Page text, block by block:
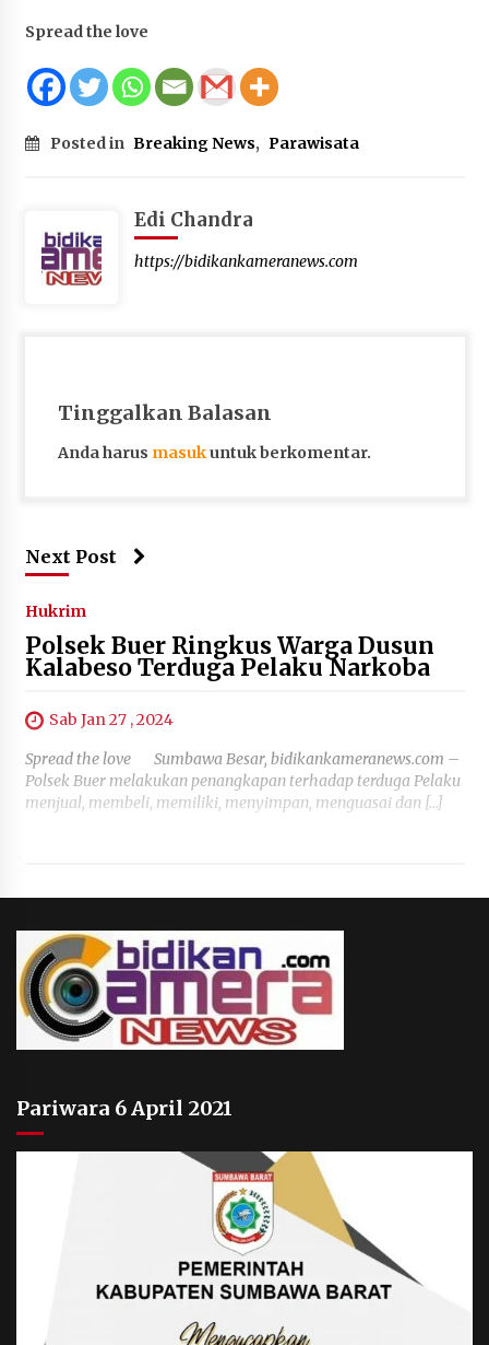
Sumbawa Terus Dirasakan Masyarakat
Spread the love
Posted in Breaking News, Parawisata
Edi Chandra
https://bidikankameranews.com
Tinggalkan Balasan
Anda harus masukuntuk berkomentar.
Next Post
Hukrim
Polsek Buer Ringkus Warga Dusun
Kalabeso Terduga Pelaku Narkoba
Sab Jan 27 , 2024
Spread the love Sumbawa Besar, bidikankameranews.com –
Polsek Buer melakukan penangkapan terhadap terduga Pelaku
menjual, membeli, memiliki, menyimpan, menguasai dan […]
Pariwara 6 April 2021